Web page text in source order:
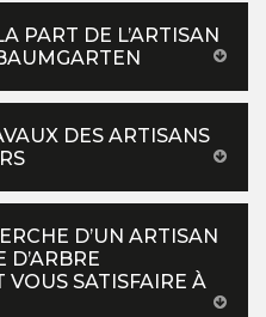
PART DE L’ARTISAN
DES ARTISANS
D’UN ARTISAN
D’ARBRE
SATISFAIRE À